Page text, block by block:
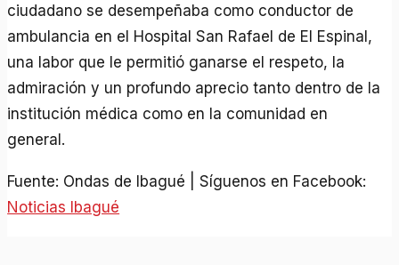
ciudadano se desempeñaba como conductor de
ambulancia en el Hospital San Rafael de El Espinal,
una labor que le permitió ganarse el respeto, la
admiración y un profundo aprecio tanto dentro de la
institución médica como en la comunidad en
general.
Fuente: Ondas de Ibagué | Síguenos en Facebook:
Noticias Ibagué